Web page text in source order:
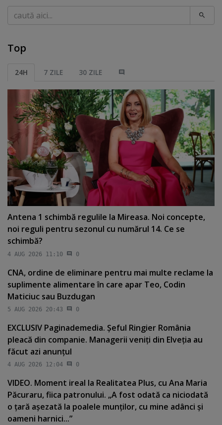
Caută
Top
24H 7 ZILE 30 ZILE
Antena 1 schimbă regulile la Mireasa. Noi concepte,
noi reguli pentru sezonul cu numărul 14. Ce se
schimbă?
4 AUG 2026 11:10 0
CNA, ordine de eliminare pentru mai multe reclame la
suplimente alimentare în care apar Teo, Codin
Maticiuc sau Buzdugan
5 AUG 2026 20:43 0
EXCLUSIV Paginademedia. Şeful Ringier România
pleacă din companie. Managerii veniţi din Elveţia au
făcut azi anunţul
4 AUG 2026 12:04 0
VIDEO. Moment ireal la Realitatea Plus, cu Ana Maria
Păcuraru, fiica patronului. „A fost odată ca niciodată
o ţară aşezată la poalele munţilor, cu mine adânci şi
oameni harnici...”